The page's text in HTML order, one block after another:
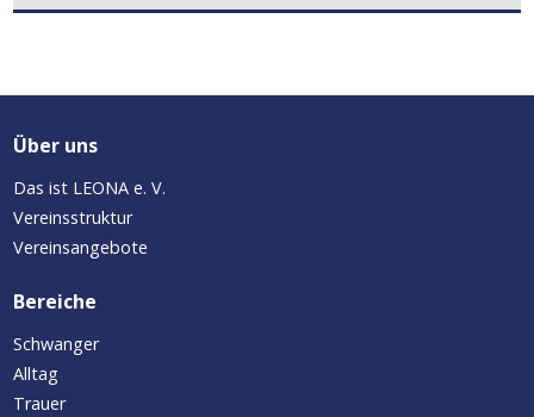
Über uns
Das ist LEONA e. V.
Vereinsstruktur
Vereinsangebote
Bereiche
Schwanger
Alltag
Trauer